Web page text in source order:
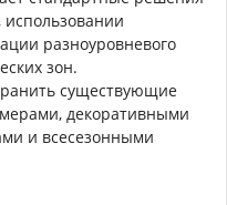
использовании
разноуровневого
зон.
существующие
декоративными
и всесезонными